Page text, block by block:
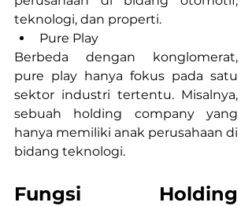
teknologi, dan properti.
Pure Play
Berbeda dengan konglomerat,
pure play hanya fokus pada satu
sektor industri tertentu. Misalnya,
sebuah holding company yang
hanya memiliki anak perusahaan di
bidang teknologi.
Fungsi Holding